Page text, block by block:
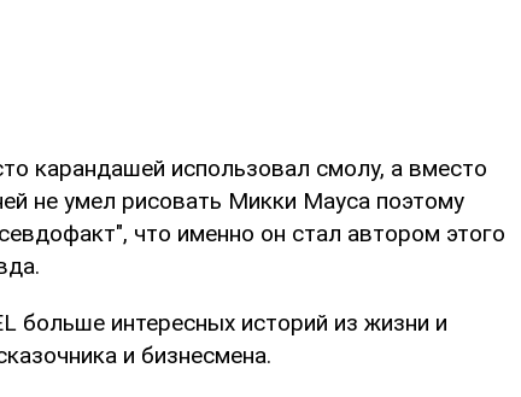
карандашей использовал смолу, а вместо
не умел рисовать Микки Мауса поэтому
что именно он стал автором этого
больше интересных историй из жизни и
и бизнесмена.